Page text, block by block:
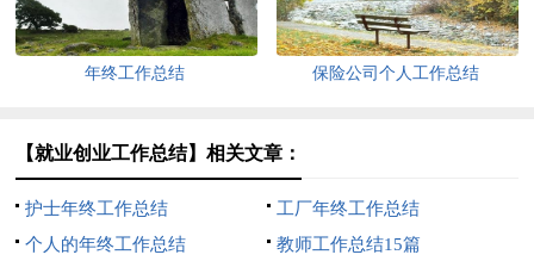
年终工作总结 保险公司个人工作总结
【就业创业工作总结】相关文章：
护士年终工作总结
工厂年终工作总结
个人的年终工作总结
教师工作总结15篇